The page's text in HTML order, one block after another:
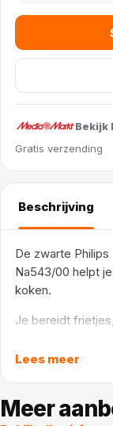
Bekijk
Gratis verzending
Beschrijving
De zwarte
Na543/00 helpt
koken.
Je bereidt
Zo zet je
200 °C of kies je
Lees meer
Meer